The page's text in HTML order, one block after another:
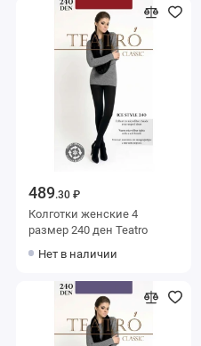
489.30 ₽
Колготки женские 4
размер 240 ден Teatro
Нет в наличии